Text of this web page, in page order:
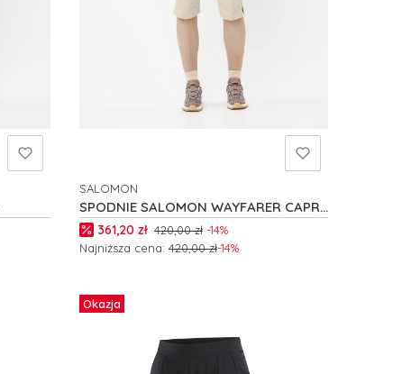
SPODNIE SALOMON WAYFARER CAPRI
W C24750
PRODUCENT
SALOMON
Cena promocyjna
361,20 zł 420,00 zł -14%
Najniższa cena: 420,00 zł-14%
Okazja